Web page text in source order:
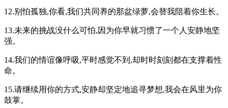
12.别怕孤独,你看,我们共同养的那盆绿萝,会替我陪着你生长。
13.未来的挑战没什么可怕,因为你早就习惯了一个人安静地坚
强。
14.我们的情谊像呼吸,平时感觉不到,却时时刻刻都在支撑着性
命。
15.请继续用你的方式,安静却坚定地追寻梦想,我会在风里为你
鼓掌。